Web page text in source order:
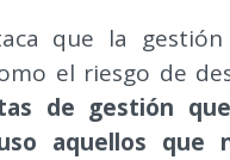
que la
el riesgo de
de gestión
aquellos que